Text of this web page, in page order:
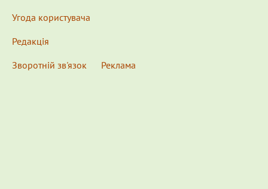
Угода користувача
Редакція
Зворотній зв'язок
Реклама